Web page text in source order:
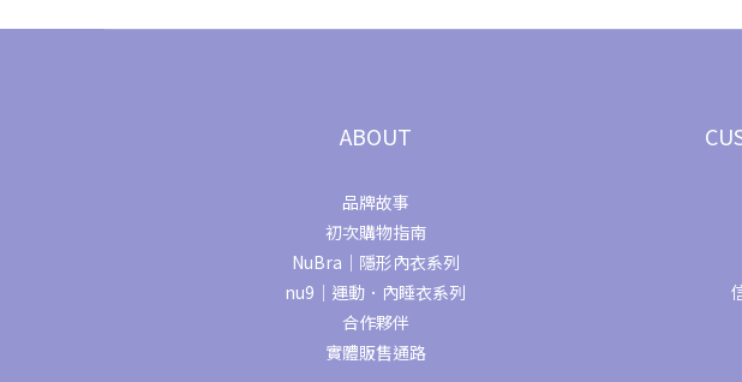
ABOUT
品牌故事
初次購物指南
NuBra｜隱形內衣系列
nu9｜運動．內睡衣系列
合作夥伴
實體販售通路